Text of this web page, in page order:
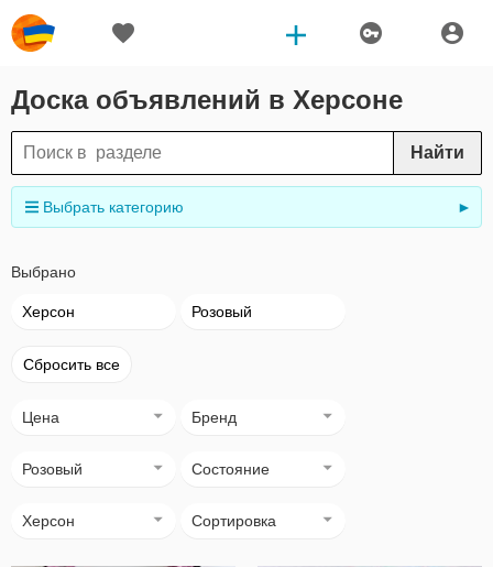
Доска объявлений в Херсоне
Найти
Выбрать категорию ►
Выбрано
Херсон Розовый
Сбросить все
Цена Бренд
Розовый Состояние
Херсон Сортировка